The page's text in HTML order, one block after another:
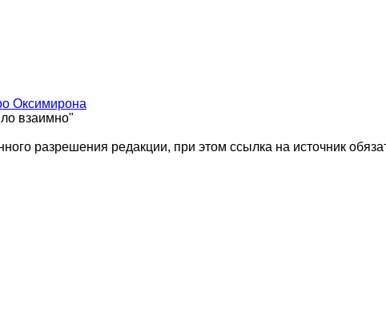
Оксимирона
взаимно"
разрешения редакции, при этом ссылка на источник